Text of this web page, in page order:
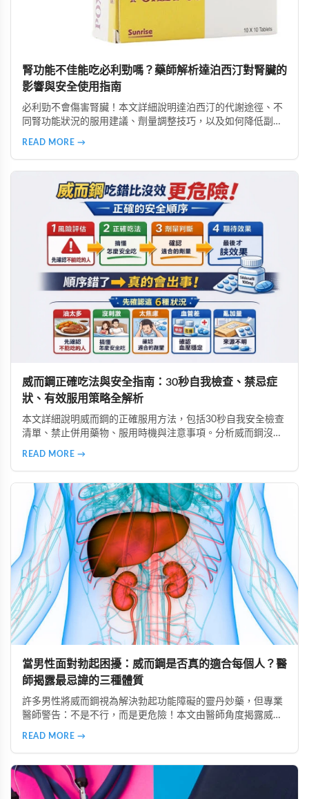
腎功能不佳能吃必利勁嗎？藥師解析達泊西汀對腎臟的
影響與安全使用指南
必利勁不會傷害腎臟！本文詳細說明達泊西汀的代謝途徑、不
同腎功能狀況的服用建議、劑量調整技巧，以及如何降低副作
READ MORE →
威而鋼正確吃法與安全指南：30秒自我檢查、禁忌症
狀、有效服用策略全解析
本文詳細說明威而鋼的正確服用方法，包括30秒自我安全檢查
清單、禁止併用藥物、服用時機與注意事項。分析威而鋼沒效
READ MORE →
當男性面對勃起困擾：威而鋼是否真的適合每個人？醫
師揭露最忌諱的三種體質
許多男性將威而鋼視為解決勃起功能障礙的靈丹妙藥，但專業
醫師警告：不是不行，而是更危險！本文由醫師角度揭露威而
造成健康危害。
READ MORE →